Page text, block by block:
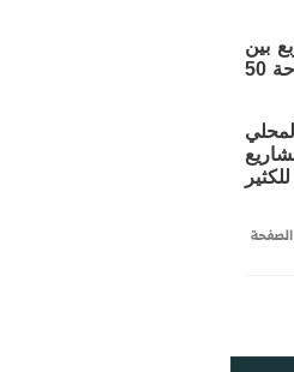
بمساحة 300 ألف متر مربع بين
كورنيش المشاري والناصرة وسوف يتوسع التطور والازدهار إلى مخطط الشبيلي «حي الزهراء» بفتح منتجع بمساحة 50